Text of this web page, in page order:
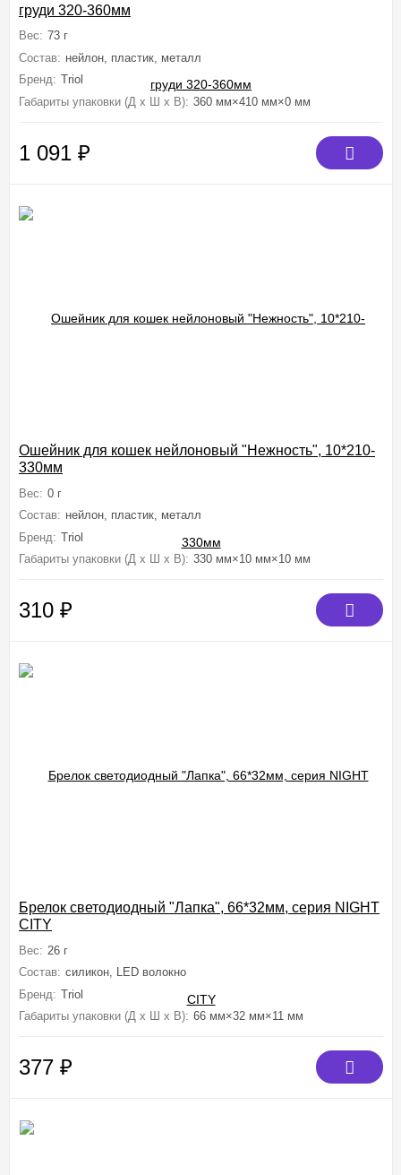
груди 320-360мм
Вес: 73 г
Состав: нейлон, пластик, металл
Бренд: Triol
Габариты упаковки (Д х Ш х В): 360 мм×410 мм×0 мм
1 091 ₽
Ошейник для кошек нейлоновый "Нежность", 10*210-
330мм
Вес: 0 г
Состав: нейлон, пластик, металл
Бренд: Triol
Габариты упаковки (Д х Ш х В): 330 мм×10 мм×10 мм
310 ₽
Брелок светодиодный "Лапка", 66*32мм, серия NIGHT
CITY
Вес: 26 г
Состав: силикон, LED волокно
Бренд: Triol
Габариты упаковки (Д х Ш х В): 66 мм×32 мм×11 мм
377 ₽